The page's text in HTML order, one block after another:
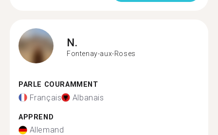
N.
Fontenay-aux-Roses
PARLE COURAMMENT
Français Albanais
APPREND
Allemand